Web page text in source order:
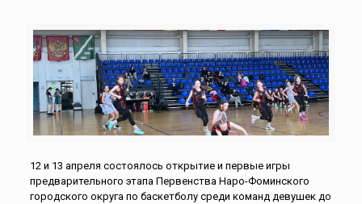
12 и 13 апреля состоялось открытие и первые игры
предварительного этапа Первенства Наро-Фоминского
городского округа по баскетболу среди команд девушек до